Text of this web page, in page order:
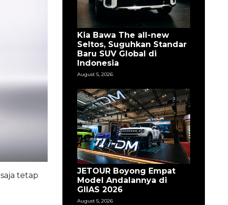
tetap
Kia Bawa The all-new
Seltos, Suguhkan Standar
Baru SUV Global di
Indonesia
August 5, 2026
JETOUR Boyong Empat
Model Andalannya di
GIIAS 2026
August 5, 2026